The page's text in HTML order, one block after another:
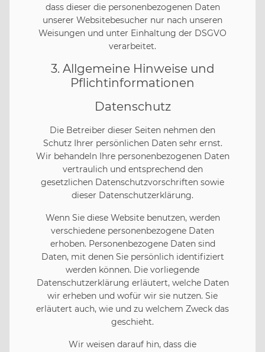
dass dieser die personenbezogenen Daten
unserer Websitebesucher nur nach unseren
Weisungen und unter Einhaltung der DSGVO
verarbeitet.
3. Allgemeine Hinweise und
Pflicht­informationen
Datenschutz
Die Betreiber dieser Seiten nehmen den
Schutz Ihrer persönlichen Daten sehr ernst.
Wir behandeln Ihre personenbezogenen Daten
vertraulich und entsprechend den
gesetzlichen Datenschutzvorschriften sowie
dieser Datenschutzerklärung.
Wenn Sie diese Website benutzen, werden
verschiedene personenbezogene Daten
erhoben. Personenbezogene Daten sind
Daten, mit denen Sie persönlich identifiziert
werden können. Die vorliegende
Datenschutzerklärung erläutert, welche Daten
wir erheben und wofür wir sie nutzen. Sie
erläutert auch, wie und zu welchem Zweck das
geschieht.
Wir weisen darauf hin, dass die